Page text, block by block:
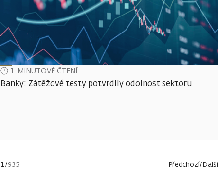
1-MINUTOVÉ ČTENÍ
Banky: Zátěžové testy potvrdily odolnost sektoru
1/935 Předchozí/Další